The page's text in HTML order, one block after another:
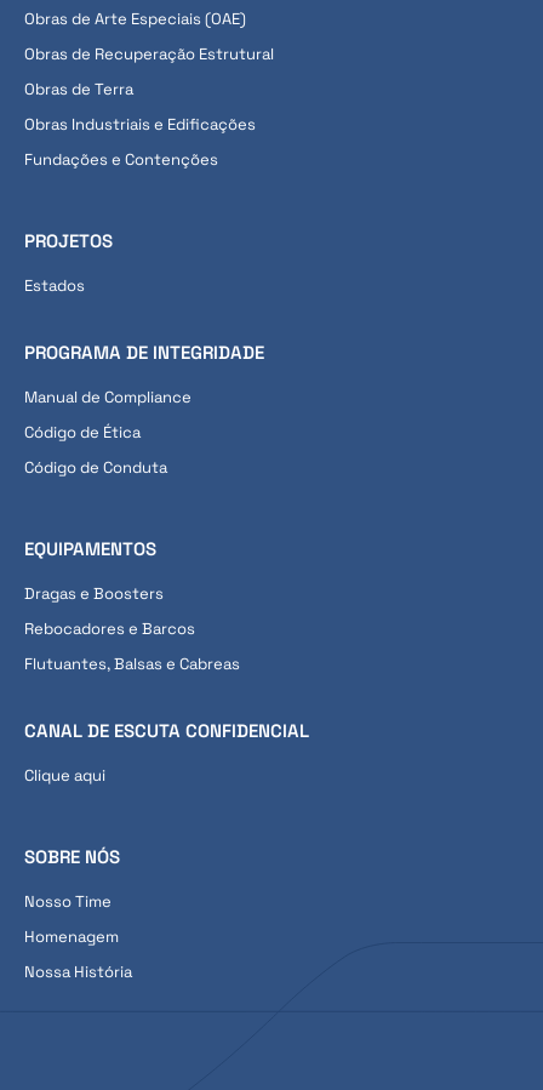
Obras de Arte Especiais (OAE)
Obras de Recuperação Estrutural
Obras de Terra
Obras Industriais e Edificações
Fundações e Contenções
PROJETOS
Estados
PROGRAMA DE INTEGRIDADE
Manual de Compliance
Código de Ética
Código de Conduta
EQUIPAMENTOS
Dragas e Boosters
Rebocadores e Barcos
Flutuantes, Balsas e Cabreas
CANAL DE ESCUTA CONFIDENCIAL
Clique aqui
SOBRE NÓS
Nosso Time
Homenagem
Nossa História